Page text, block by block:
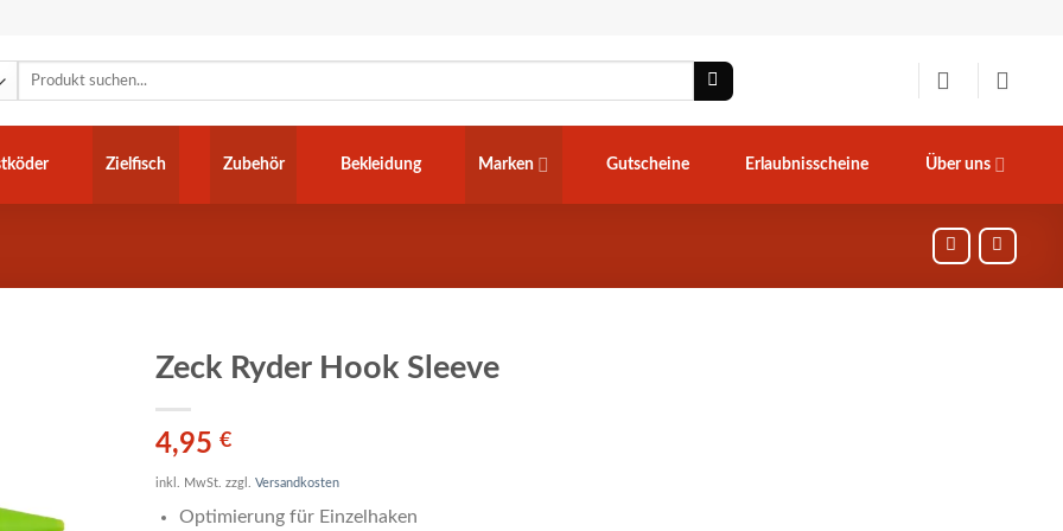
Suchen
Zielfisch Zubehör Bekleidung Marken Gutscheine Erlaubnisscheine Über uns
Zeck Ryder Hook Sleeve
4,95 €
inkl. MwSt. zzgl. Versandkosten
Optimierung für Einzelhaken